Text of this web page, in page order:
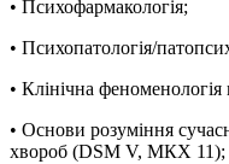
• Психофармакологія;
• Психопатологія/
• Клінічна
• Основи розуміння
хвороб (DSM V, МКХ 11);